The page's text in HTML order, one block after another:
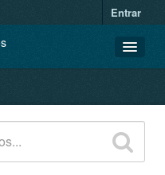
Entrar